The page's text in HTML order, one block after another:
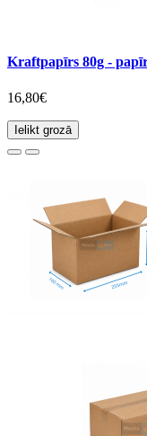
Kraftpapīrs 80g -
16,80€
Ielikt grozā